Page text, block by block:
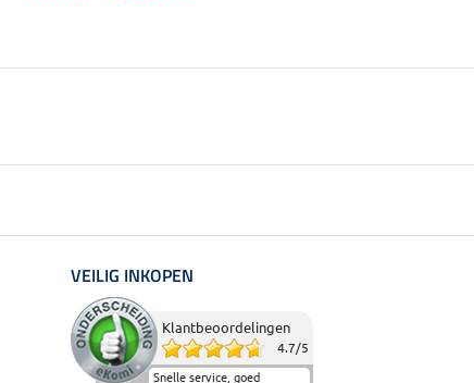
VEILIG INKOPEN
Klantbeoordelingen
4.7/5
Snelle service, goed